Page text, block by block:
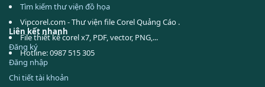
Tìm kiếm thư viện đồ họa
Vipcorel.com - Thư viện file Corel Quảng Cáo .
File thiết kế corel x7, PDF, vector, PNG,...
Hotline: 0987 515 305
Liên kết nhanh
Đăng ký
Đăng nhập
Chi tiết tài khoản